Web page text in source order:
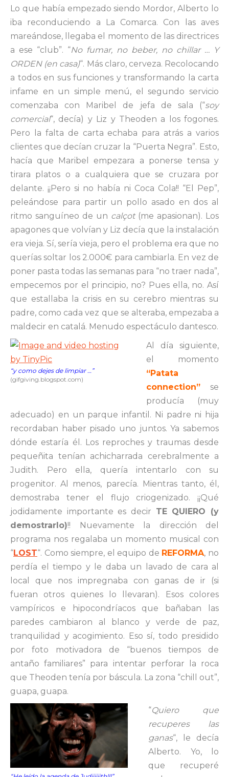
Lo que había empezado siendo Mordor, Alberto lo
iba reconduciendo a La Comarca. Con las aves
mareándose, llegaba el momento de las directrices
a ese “club”. “No fumar, no beber, no chillar … Y
ORDEN (en casa)“. Más claro, cerveza. Recolocando
a todos en sus funciones y transformando la carta
infame en un simple menú, el segundo servicio
comenzaba con Maribel de jefa de sala (“soy
comercial“, decía) y Liz y Theoden a los fogones.
Pero la falta de carta echaba para atrás a varios
clientes que decían cruzar la “Puerta Negra”. Esto,
hacía que Maribel empezara a ponerse tensa y
tirara platos o a cualquiera que se cruzara por
delante. ¡¡Pero si no había ni Coca Cola!! “El Pep”,
peleándose para partir un pollo asado en dos al
ritmo sanguíneo de un calçot(me apasionan). Los
apagones que volvían y Liz decía que la instalación
era vieja. Sí, sería vieja, pero el problema era que no
querías soltar los 2.000€ para cambiarla. En vez de
poner pasta todas las semanas para “no traer nada”,
empecemos por el principio, no? Pues ella, no. Así
que estallaba la crisis en su cerebro mientras su
padre, como cada vez que se alteraba, empezaba a
maldecir en catalá. Menudo espectáculo dantesco.
“y como dejes de limpiar …”
(gifgiving.blogspot.com)
Al día siguiente,
el momento
“Patata
connection” se
producía (muy
adecuado) en un parque infantil. Ni padre ni hija
recordaban haber pisado uno juntos. Ya sabemos
dónde estaría él. Los reproches y traumas desde
pequeñita tenían achicharrada cerebralmente a
Judith. Pero ella, quería intentarlo con su
progenitor. Al menos, parecía. Mientras tanto, él,
demostraba tener el flujo criogenizado. ¡¡Qué
jodidamente importante es decir TE QUIERO (y
demostrarlo)!! Nuevamente la dirección del
programa nos regalaba un momento musical con
“LOST“. Como siempre, el equipo de REFORMA, no
perdía el tiempo y le daba un lavado de cara al
local que nos impregnaba con ganas de ir (si
fueran otros quienes lo llevaran). Esos colores
vampíricos e hipocondríacos que bañaban las
paredes cambiaron al blanco y verde de paz,
tranquilidad y acogimiento. Eso sí, todo presidido
por foto motivadora de “buenos tiempos de
antaño familiares” para intentar perforar la roca
que Theoden tenía por báscula. La zona “chill out”,
guapa, guapa.
“Quiero que
recuperes las
ganas“, le decía
Alberto. Yo, lo
que recuperé